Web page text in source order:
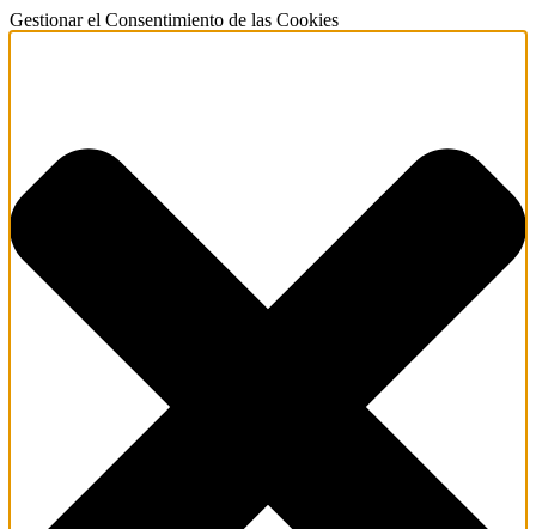
Gestionar el Consentimiento de las Cookies